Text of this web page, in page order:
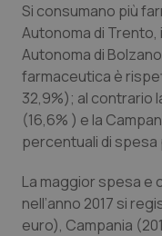
Si consumano più
Autonoma di Trento,
Autonoma di
farmaceutica è
32,9%); al contrario
(16,6% ) e la
percentuali di spesa
La maggior spesa e
nell’anno 2017 si
euro), Campania
tracking-sites-
session-id
_ga